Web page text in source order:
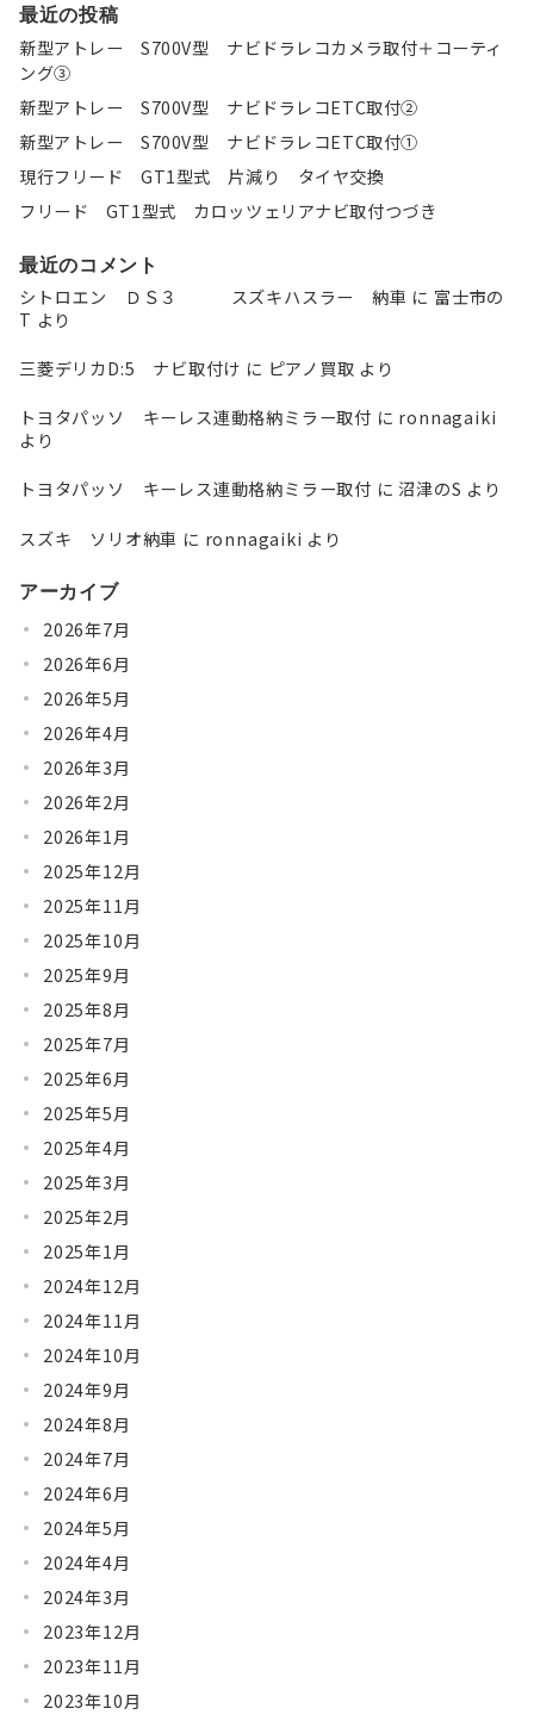
最近の投稿
新型アトレー S700V型 ナビドラレコカメラ取付＋コーティ
ング③
新型アトレー S700V型 ナビドラレコETC取付②
新型アトレー S700V型 ナビドラレコETC取付①
現行フリード GT1型式 片減り タイヤ交換
フリード GT1型式 カロッツェリアナビ取付つづき
最近のコメント
シトロエン ＤＳ３ スズキハスラー 納車 に 富士市の
T より
三菱デリカD:5 ナビ取付け に ピアノ買取 より
トヨタパッソ キーレス連動格納ミラー取付 に ronnagaiki
より
トヨタパッソ キーレス連動格納ミラー取付 に沼津のS より
スズキ ソリオ納車 に ronnagaiki より
アーカイブ
2026年7月
2026年6月
2026年5月
2026年4月
2026年3月
2026年2月
2026年1月
2025年12月
2025年11月
2025年10月
2025年9月
2025年8月
2025年7月
2025年6月
2025年5月
2025年4月
2025年3月
2025年2月
2025年1月
2024年12月
2024年11月
2024年10月
2024年9月
2024年8月
2024年7月
2024年6月
2024年5月
2024年4月
2024年3月
2023年12月
2023年11月
2023年10月